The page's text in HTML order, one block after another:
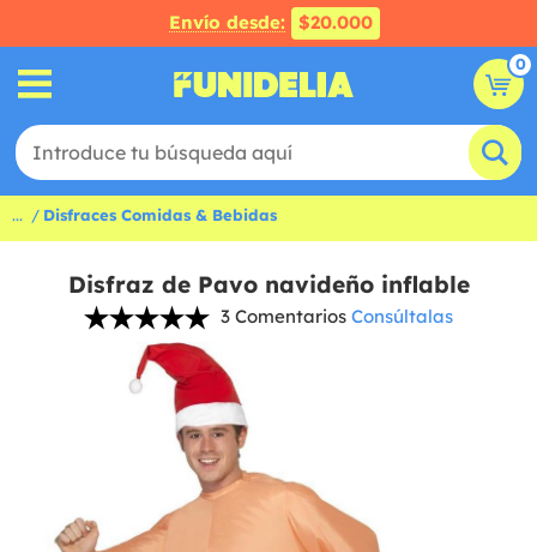
Envío desde: $20.000
0
... Disfraces Comidas & Bebidas
Disfraz de Pavo navideño inflable
3 Comentarios Consúltalas